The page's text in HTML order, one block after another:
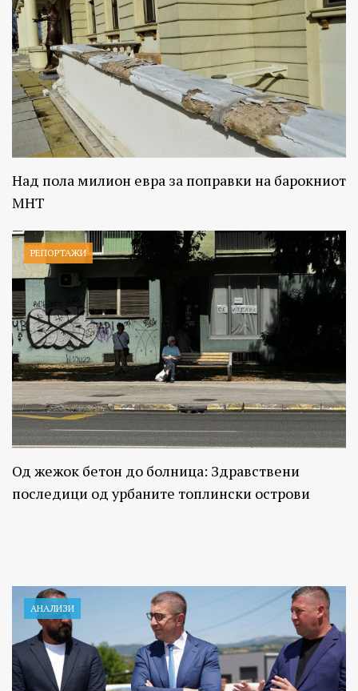
Над пола милион евра за поправки на барокниот
МНТ
РЕПОРТАЖИ
Од жежок бетон до болница: Здравствени
последици од урбаните топлински острови
АНАЛИЗИ